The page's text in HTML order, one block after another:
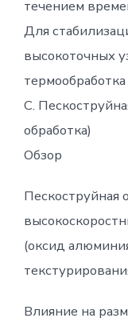
течением
Для
высокоточных
C.
обработка)
Обзор
Пескоструйная
(оксид
Влияние на